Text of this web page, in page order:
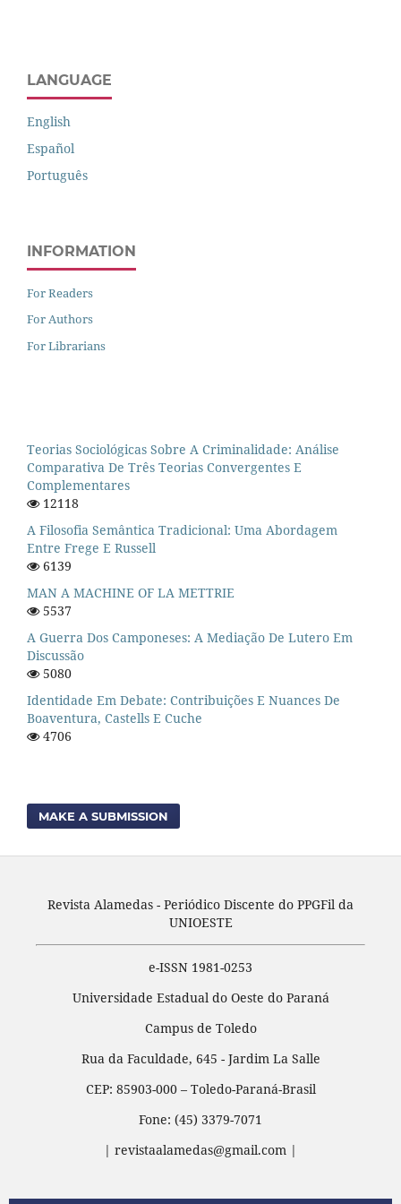
LANGUAGE
English
Español
Português
INFORMATION
For Readers
For Authors
For Librarians
Teorias Sociológicas Sobre A Criminalidade: Análise
Comparativa De Três Teorias Convergentes E
Complementares
12118
A Filosofia Semântica Tradicional: Uma Abordagem
Entre Frege E Russell
6139
MAN A MACHINE OF LA METTRIE
5537
A Guerra Dos Camponeses: A Mediação De Lutero Em
Discussão
5080
Identidade Em Debate: Contribuições E Nuances De
Boaventura, Castells E Cuche
4706
MAKE A SUBMISSION
Revista Alamedas - Periódico Discente do PPGFil da
UNIOESTE
e-ISSN 1981-0253
Universidade Estadual do Oeste do Paraná
Campus de Toledo
Rua da Faculdade, 645 - Jardim La Salle
CEP: 85903-000 – Toledo-Paraná-Brasil
Fone: (45) 3379-7071
| revistaalamedas@gmail.com |